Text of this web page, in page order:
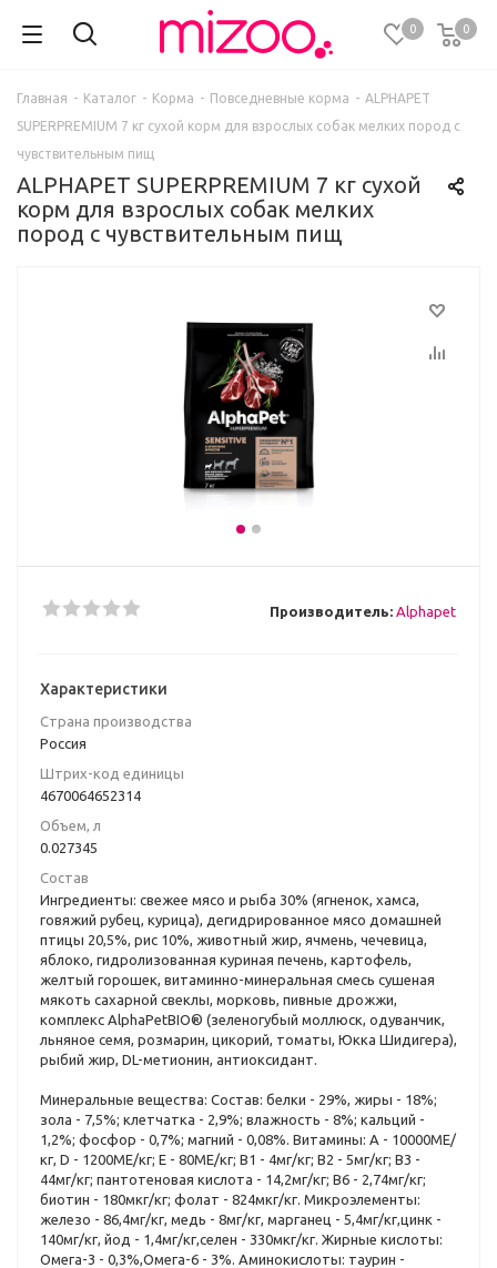
0 0
Главная - Каталог - Корма - Повседневные корма - ALPHAPET
SUPERPREMIUM 7 кг сухой корм для взрослых собак мелких пород с
чувствительным пищ
ALPHAPET SUPERPREMIUM 7 кг сухой
корм для взрослых собак мелких
пород с чувствительным пищ
Производитель: Alphapet
Характеристики
Страна производства
Россия
Штрих-код единицы
4670064652314
Объем, л
0.027345
Состав
Ингредиенты: свежее мясо и рыба 30% (ягненок, хамса,
говяжий рубец, курица), дегидрированное мясо домашней
птицы 20,5%, рис 10%, животный жир, ячмень, чечевица,
яблоко, гидролизованная куриная печень, картофель,
желтый горошек, витаминно-минеральная смесь сушеная
мякоть сахарной свеклы, морковь, пивные дрожжи,
комплекс AlphaPetBIO® (зеленогубый моллюск, одуванчик,
льняное семя, розмарин, цикорий, томаты, Юкка Шидигера),
рыбий жир, DL-метионин, антиоксидант.
Минеральные вещества: Состав: белки - 29%, жиры - 18%;
зола - 7,5%; клетчатка - 2,9%; влажность - 8%; кальций -
1,2%; фосфор - 0,7%; магний - 0,08%. Витамины: А - 10000МЕ/
кг, D - 1200МЕ/кг; Е - 80МЕ/кг; В1 - 4мг/кг; В2 - 5мг/кг; В3 -
44мг/кг; пантотеновая кислота - 14,2мг/кг; В6 - 2,74мг/кг;
биотин - 180мкг/кг; фолат - 824мкг/кг. Микроэлементы:
железо - 86,4мг/кг, медь - 8мг/кг, марганец - 5,4мг/кг,цинк -
140мг/кг, йод - 1,4мг/кг,селен - 330мкг/кг. Жирные кислоты:
Омега-3 - 0,3%,Омега-6 - 3%. Аминокислоты: таурин -